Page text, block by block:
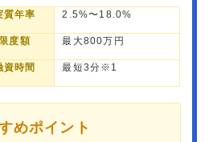
質年率 2.5%〜18.0%
限度額 最大800万円
資時間 最短3分※1
めポイント